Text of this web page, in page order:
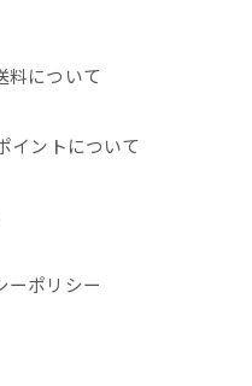
料について
イントについて
ーポリシー